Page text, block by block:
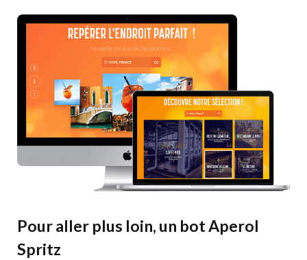
Pour aller plus loin, un bot Aperol
Spritz